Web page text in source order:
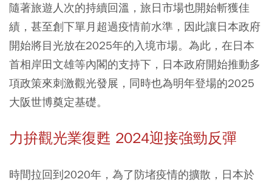
隨著旅遊人次的持續回溫，旅日市場也開始斬獲佳
績，甚至創下單月超過疫情前水準，因此讓日本政府
開始將目光放在2025年的入境市場。為此，在日本
首相岸田文雄等內閣的支持下，日本政府開始推動多
項政策來刺激觀光發展，同時也為明年登場的2025
大阪世博奠定基礎。
力拚觀光業復甦 2024迎接強勁反彈
時間拉回到2020年，為了防堵疫情的擴散，日本於